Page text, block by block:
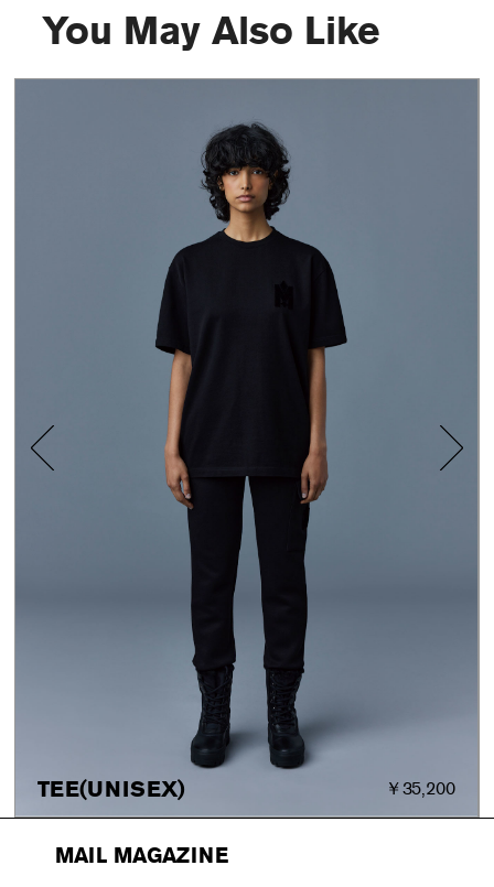
You May Also Like
TEE(UNISEX) ￥35,200
MAIL MAGAZINE